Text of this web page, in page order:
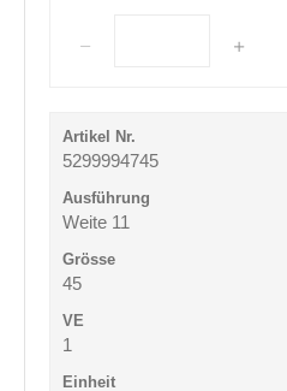
5299994745
Weite 11
45
1